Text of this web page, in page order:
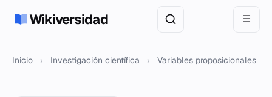
Wikiversidad ☰
Inicio › Investigación científica › Variables proposicionales